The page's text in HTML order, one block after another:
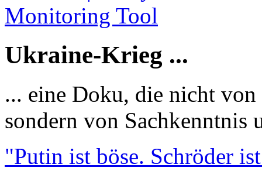
Ukraine-Krieg ...
... eine Doku, die nicht
sondern von Sachkenntnis
"Putin ist böse. Schröder